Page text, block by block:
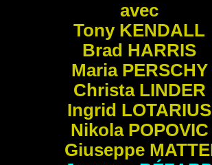
avec
Tony KENDALL
Brad HARRIS
Maria PERSCHY
Christa LINDER
Ingrid LOTARIUS
Nikola POPOVIC
Giuseppe